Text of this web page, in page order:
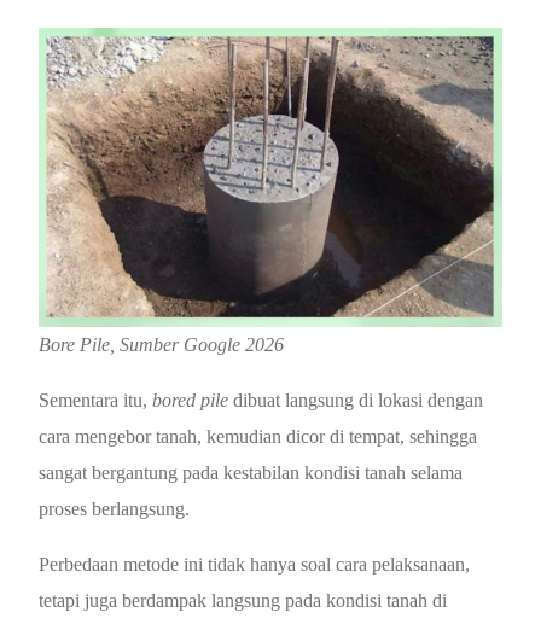
Bore Pile, Sumber Google 2026
Sementara itu,bored pile dibuat langsung di lokasi dengan
cara mengebor tanah, kemudian dicor di tempat, sehingga
sangat bergantung pada kestabilan kondisi tanah selama
proses berlangsung.
Perbedaan metode ini tidak hanya soal cara pelaksanaan,
tetapi juga berdampak langsung pada kondisi tanah di